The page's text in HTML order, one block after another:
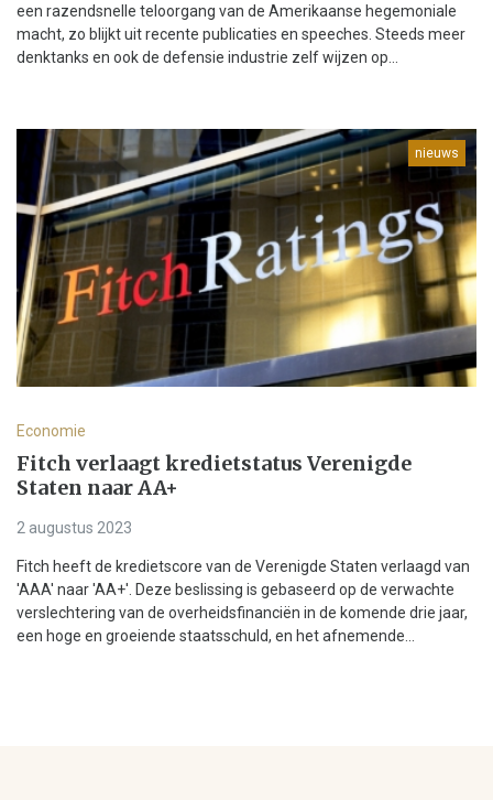
een razendsnelle teloorgang van de Amerikaanse hegemoniale
macht, zo blijkt uit recente publicaties en speeches. Steeds meer
denktanks en ook de defensie industrie zelf wijzen op...
nieuws
Economie
Fitch verlaagt kredietstatus Verenigde
Staten naar AA+
2 augustus 2023
Fitch heeft de kredietscore van de Verenigde Staten verlaagd van
'AAA' naar 'AA+'. Deze beslissing is gebaseerd op de verwachte
verslechtering van de overheidsfinanciën in de komende drie jaar,
een hoge en groeiende staatsschuld, en het afnemende...